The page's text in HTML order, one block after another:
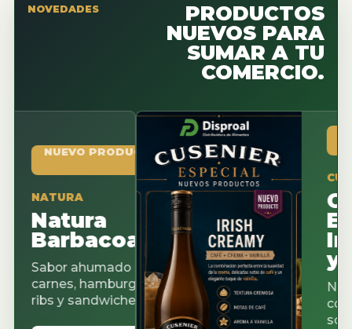
NOVEDADES
PRODUCTOS
NUEVOS PARA
SUMAR A TU
COMERCIO.
NUEVO PRODUCTO
ahumado para
hamburguesas,
y sandwiches.
NUEVO
CUSENIER
Irish
y
Nuevos